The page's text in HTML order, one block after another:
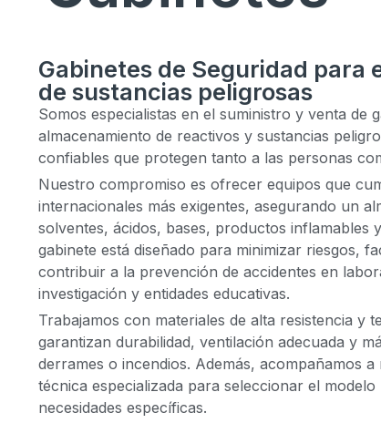
Gabinetes de Seguridad para
de sustancias peligrosas
Somos especialistas en el suministro y venta de
almacenamiento de reactivos y sustancias
confiables que protegen tanto a las personas
Nuestro compromiso es ofrecer equipos que
internacionales más exigentes, asegurando un
solventes, ácidos, bases, productos inflamables
gabinete está diseñado para minimizar riesgos,
contribuir a la prevención de accidentes en
investigación y entidades educativas.
Trabajamos con materiales de alta resistencia y
garantizan durabilidad, ventilación adecuada y
derrames o incendios. Además, acompañamos
técnica especializada para seleccionar el
necesidades específicas.